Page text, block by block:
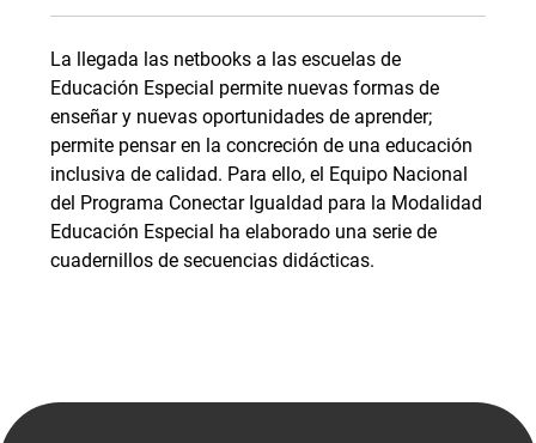
La llegada las netbooks a las escuelas de
Educación Especial permite nuevas formas de
enseñar y nuevas oportunidades de aprender;
permite pensar en la concreción de una educación
inclusiva de calidad. Para ello, el Equipo Nacional
del Programa Conectar Igualdad para la Modalidad
Educación Especial ha elaborado una serie de
cuadernillos de secuencias didácticas.